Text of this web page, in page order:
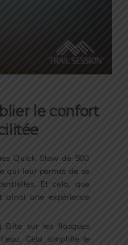
le confort
Quick Stow de 500
qui leur permet de se
Et cela, que
ainsi une expérience
Bite sur les flasques
Cela simplifie le